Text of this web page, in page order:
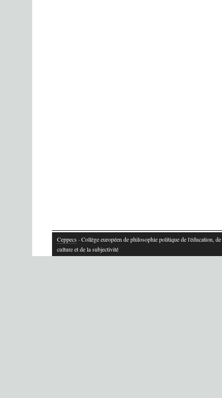
Ceppecs · Collège européen de philosophie politique de l'éducation,
culture et de la subjectivité